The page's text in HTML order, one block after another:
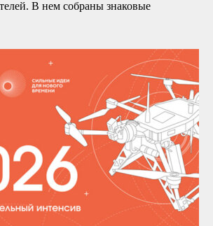
В нем собраны знаковые